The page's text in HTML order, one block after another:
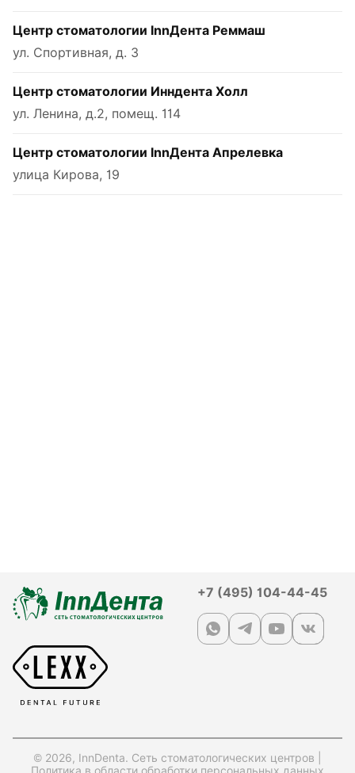
Центр стоматологии InnДента Реммаш
ул. Спортивная, д. 3
Центр стоматологии Инндента Холл
ул. Ленина, д.2, помещ. 114
Центр стоматологии InnДента Апрелевка
улица Кирова, 19
+7 (495) 104-44-45
© 2026, InnDenta. Сеть стоматологических центров |